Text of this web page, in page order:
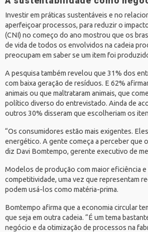
Investir em práticas sustentáveis e no
aperfeiçoar processos, para reduzir o
(CNI) no começo do ano mostrou que os
de vida de todos os envolvidos na cadeia
preocupam em saber se um item foi
A pesquisa também revelou que 31% dos
com baixa geração de resíduos. E 62%
animais ou que maltrataram animais, que
político diverso do entrevistado. Ainda de
outros 30% disseram que escolheriam os
“Os consumidores estão mais exigentes.
energético. A gente começa a perceber que
diz Davi Bomtempo, gerente executivo de
Modelos de produção com maior eficiência
competitividade, uma vez que representam
podem usá-los como matéria-prima.
Bomtempo afirma que a economia circular
que seja em outra cadeia. “É um tema
negócio e da otimização de processos na